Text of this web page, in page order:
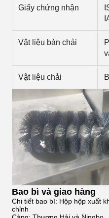
Giấy chứng nhận
Vật liệu bàn chải
Vật liệu chải
Bao bì và giao hàng
Chi tiết bao bì: Hộp hộp xuất
chỉnh